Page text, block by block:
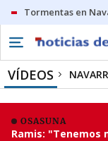
Tormentas en
VÍDEOS
OSASUNA
Ramis: "Tenemos